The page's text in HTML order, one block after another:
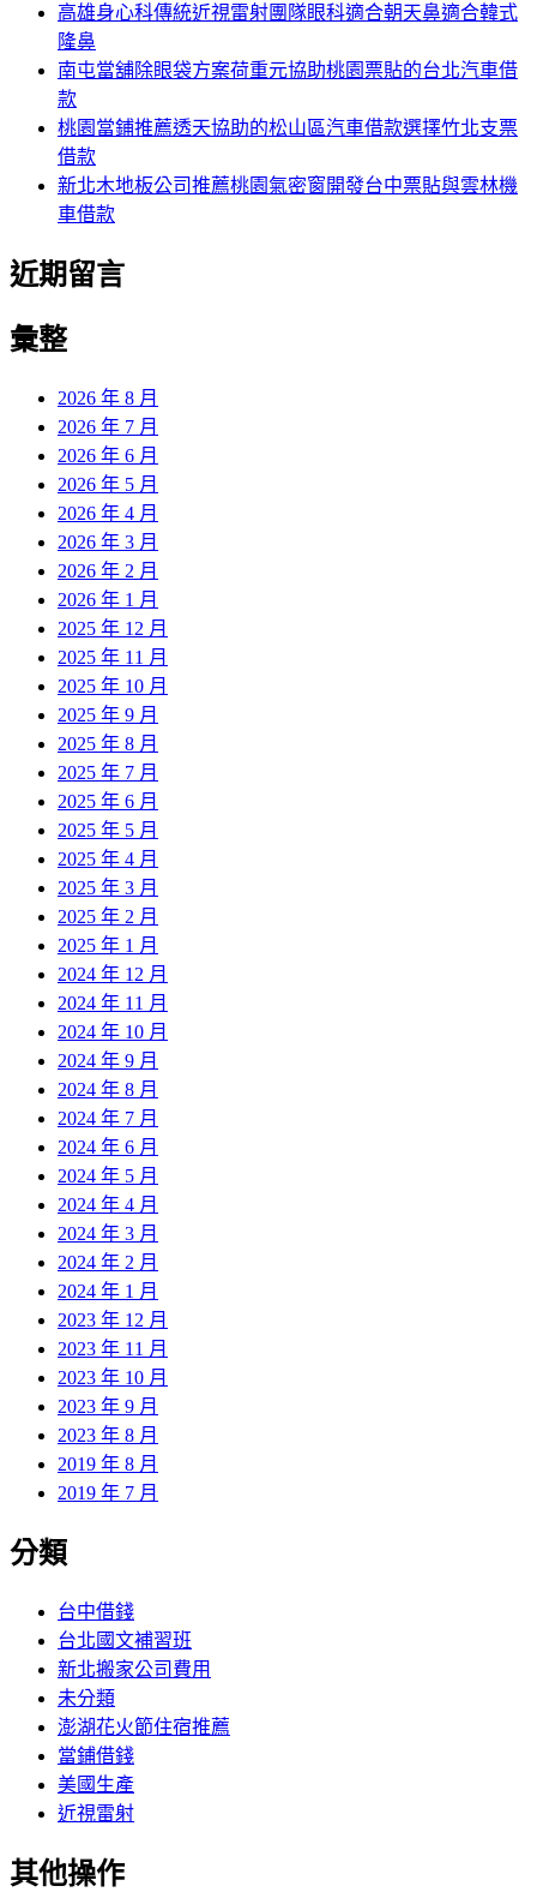
高雄身心科傳統近視雷射團隊眼科適合朝天鼻適合韓式
隆鼻
南屯當舖除眼袋方案荷重元協助桃園票貼的台北汽車借
款
桃園當鋪推薦透天協助的松山區汽車借款選擇竹北支票
借款
新北木地板公司推薦桃園氣密窗開發台中票貼與雲林機
車借款
近期留言
彙整
2026 年 8 月
2026 年 7 月
2026 年 6 月
2026 年 5 月
2026 年 4 月
2026 年 3 月
2026 年 2 月
2026 年 1 月
2025 年 12 月
2025 年 11 月
2025 年 10 月
2025 年 9 月
2025 年 8 月
2025 年 7 月
2025 年 6 月
2025 年 5 月
2025 年 4 月
2025 年 3 月
2025 年 2 月
2025 年 1 月
2024 年 12 月
2024 年 11 月
2024 年 10 月
2024 年 9 月
2024 年 8 月
2024 年 7 月
2024 年 6 月
2024 年 5 月
2024 年 4 月
2024 年 3 月
2024 年 2 月
2024 年 1 月
2023 年 12 月
2023 年 11 月
2023 年 10 月
2023 年 9 月
2023 年 8 月
2019 年 8 月
2019 年 7 月
分類
台中借錢
台北國文補習班
新北搬家公司費用
未分類
澎湖花火節住宿推薦
當鋪借錢
美國生產
近視雷射
其他操作